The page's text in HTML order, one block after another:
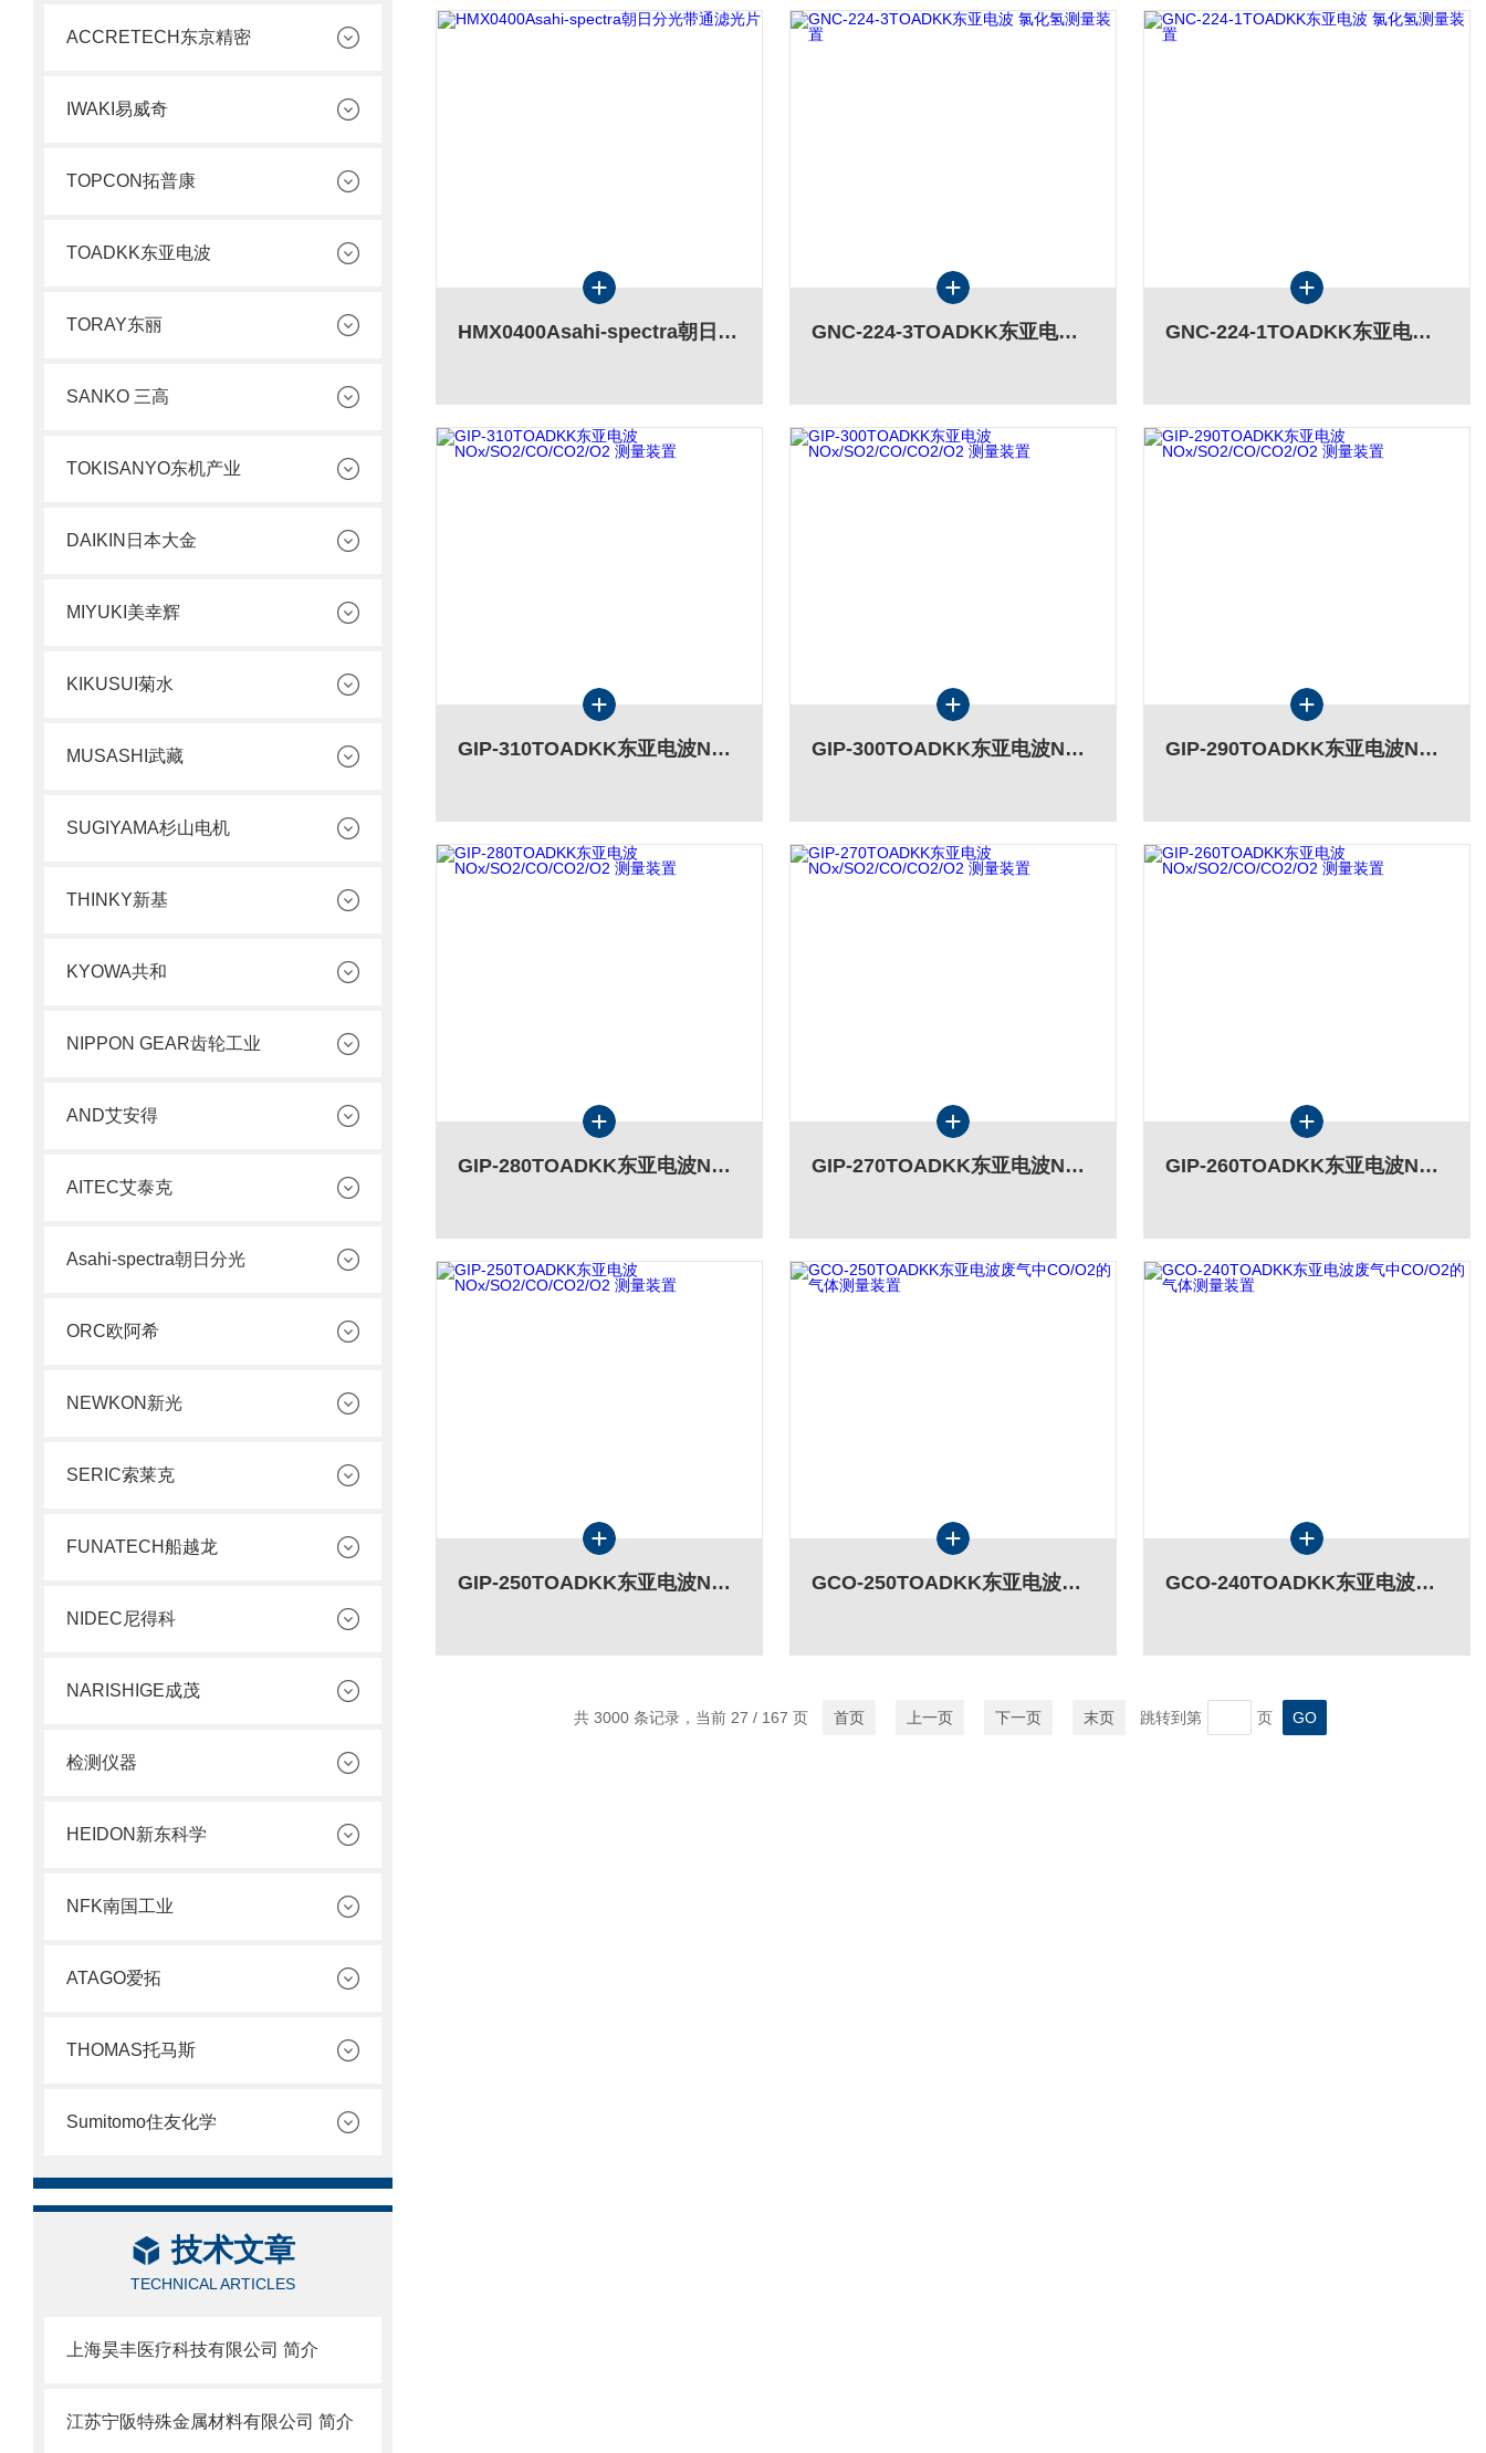
ACCRETECH东京精密
IWAKI易威奇
TOPCON拓普康
TOADKK东亚电波
TORAY东丽
SANKO 三高
TOKISANYO东机产业
DAIKIN日本大金
MIYUKI美幸辉
KIKUSUI菊水
MUSASHI武藏
SUGIYAMA杉山电机
THINKY新基
KYOWA共和
NIPPON GEAR齿轮工业
AND艾安得
AITEC艾泰克
Asahi-spectra朝日分光
ORC欧阿希
NEWKON新光
SERIC索莱克
FUNATECH船越龙
NIDEC尼得科
NARISHIGE成茂
检测仪器
HEIDON新东科学
NFK南国工业
ATAGO爱拓
THOMAS托马斯
Sumitomo住友化学
技术文章
TECHNICAL ARTICLES
上海昊丰医疗科技有限公司 简介
江苏宁阪特殊金属材料有限公司 简介
HMX0400Asahi-spectra朝日分光带通滤光片 GNC-224-3TOADKK东亚电波 氯化氢测量装置 GNC-224-1TOADKK东亚电波 氯化氢测量装置
GIP-310TOADKK东亚电波NOx/SO2/CO/CO2/O2 测量装置 GIP-300TOADKK东亚电波NOx/SO2/CO/CO2/O2 测量装置 GIP-290TOADKK东亚电波NOx/SO2/CO/CO2/O2 测量装置
GIP-280TOADKK东亚电波NOx/SO2/CO/CO2/O2 测量装置 GIP-270TOADKK东亚电波NOx/SO2/CO/CO2/O2 测量装置 GIP-260TOADKK东亚电波NOx/SO2/CO/CO2/O2 测量装置
GIP-250TOADKK东亚电波NOx/SO2/CO/CO2/O2 测量装置 GCO-250TOADKK东亚电波废气中CO/O2的气体测量装置 GCO-240TOADKK东亚电波废气中CO/O2的气体测量装置
共 3000 条记录，当前 27 / 167 页 首页 上一页 下一页 末页 跳转到第 页